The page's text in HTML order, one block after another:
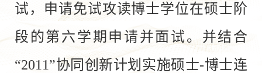
试，申请免试攻读博士学位在硕士阶
段的第六学期申请并面试。并结合
“2011”协同创新计划实施硕士-博士连